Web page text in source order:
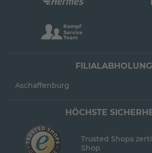
FILIALABHOLUNG
Aschaffenburg
HÖCHSTE
Trusted Shops
Shop